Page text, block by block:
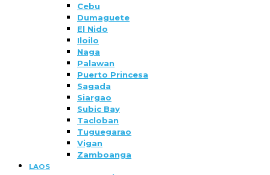
Cebu
Dumaguete
El Nido
Iloilo
Naga
Palawan
Puerto Princesa
Sagada
Siargao
Subic Bay
Tacloban
Tuguegarao
Vigan
Zamboanga
LAOS